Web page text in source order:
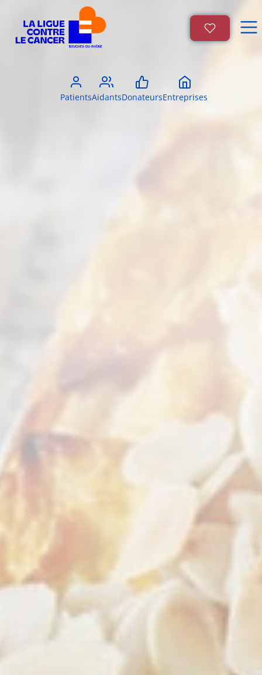
PatientsAidantsDonateursEntreprises